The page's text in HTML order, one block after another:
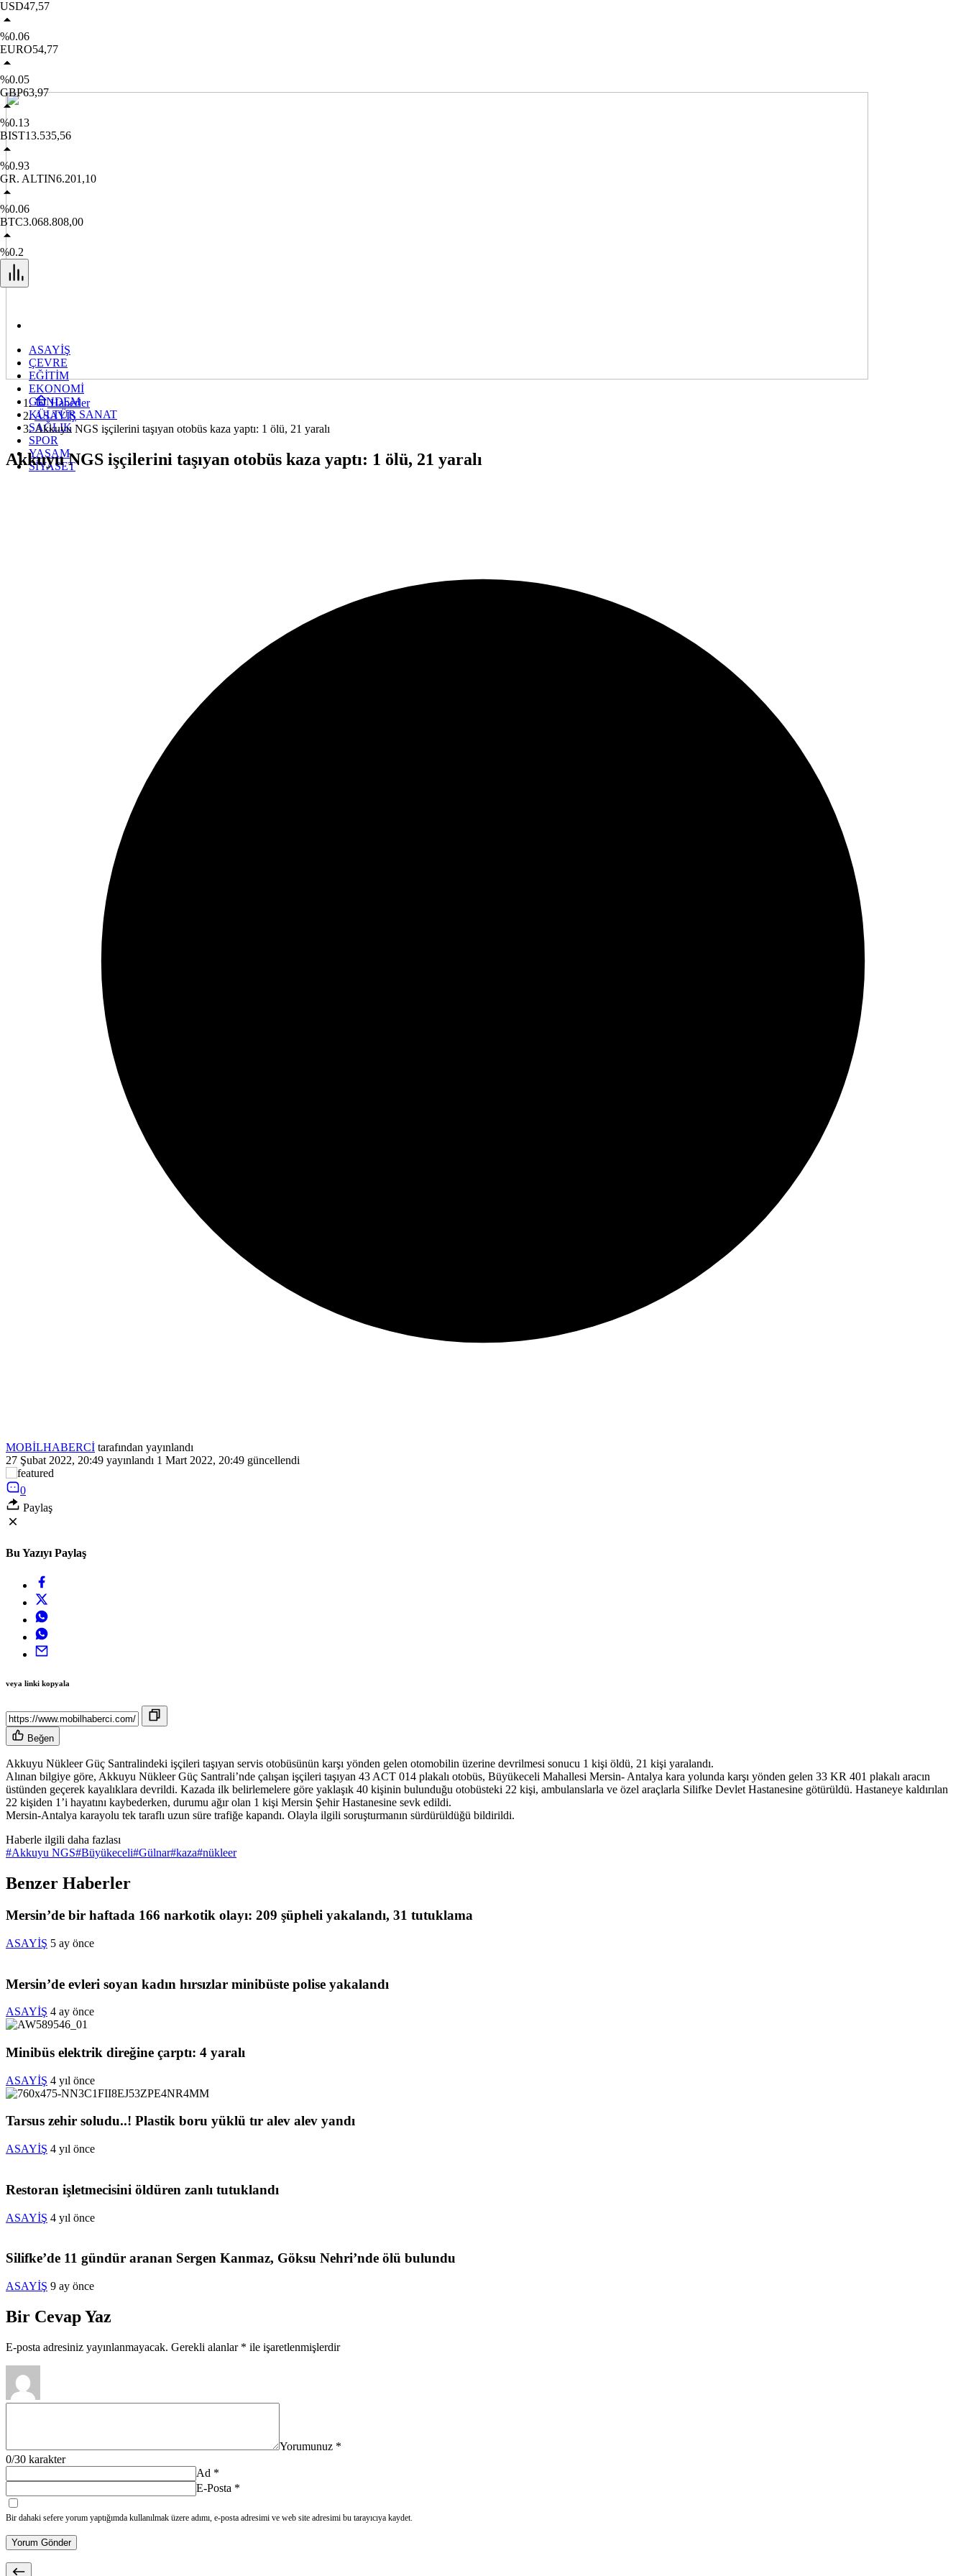
USD47,57
%0.06
EURO54,77
%0.05
GBP63,97
%0.13
BIST13.535,56
%0.93
GR. ALTIN6.201,10
%0.06
BTC3.068.808,00
%0.2
ASAYİŞ
ÇEVRE
EĞİTİM
EKONOMİ
GÜNDEM
KÜLTÜR SANAT
SAĞLIK
SPOR
YAŞAM
SİYASET
Haberler
ASAYİŞ
Akkuyu NGS işçilerini taşıyan otobüs kaza yaptı: 1 ölü, 21 yaralı
Akkuyu NGS işçilerini taşıyan otobüs kaza yaptı: 1 ölü, 21 yaralı
MOBİLHABERCİ tarafından yayınlandı
27 Şubat 2022, 20:49 yayınlandı 1 Mart 2022, 20:49 güncellendi
0
Paylaş
Bu Yazıyı Paylaş
veya linki kopyala
Beğen
Akkuyu Nükleer Güç Santralindeki işçileri taşıyan servis otobüsünün karşı yönden gelen otomobilin üzerine devrilmesi sonucu 1 kişi öldü, 21 kişi yaralandı.
Alınan bilgiye göre, Akkuyu Nükleer Güç Santrali’nde çalışan işçileri taşıyan 43 ACT 014 plakalı otobüs, Büyükeceli Mahallesi Mersin- Antalya kara yolunda karşı yönden gelen 33 KR 401 plakalı aracın
üstünden geçerek kayalıklara devrildi. Kazada ilk belirlemelere göre yaklaşık 40 kişinin bulunduğu otobüsteki 22 kişi, ambulanslarla ve özel araçlarla Silifke Devlet Hastanesine götürüldü. Hastaneye kaldırılan
22 kişiden 1’i hayatını kaybederken, durumu ağır olan 1 kişi Mersin Şehir Hastanesine sevk edildi.
Mersin-Antalya karayolu tek taraflı uzun süre trafiğe kapandı. Olayla ilgili soruşturmanın sürdürüldüğü bildirildi.
Haberle ilgili daha fazlası
#Akkuyu NGS#Büyükeceli#Gülnar#kaza#nükleer
Benzer Haberler
Mersin’de bir haftada 166 narkotik olayı: 209 şüpheli yakalandı, 31 tutuklama
ASAYİŞ 5 ay önce
Mersin’de evleri soyan kadın hırsızlar minibüste polise yakalandı
ASAYİŞ 4 ay önce
Minibüs elektrik direğine çarptı: 4 yaralı
ASAYİŞ 4 yıl önce
Tarsus zehir soludu..! Plastik boru yüklü tır alev alev yandı
ASAYİŞ 4 yıl önce
Restoran işletmecisini öldüren zanlı tutuklandı
ASAYİŞ 4 yıl önce
Silifke’de 11 gündür aranan Sergen Kanmaz, Göksu Nehri’nde ölü bulundu
ASAYİŞ 9 ay önce
Bir Cevap Yaz
E-posta adresiniz yayınlanmayacak. Gerekli alanlar * ile işaretlenmişlerdir
Yorumunuz *
0/30 karakter
Ad *
E-Posta *
Bir dahaki sefere yorum yaptığımda kullanılmak üzere adımı, e-posta adresimi ve web site adresimi bu tarayıcıya kaydet.
Yorum Gönder